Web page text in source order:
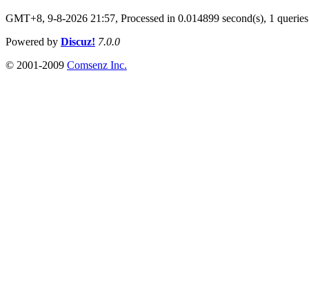
GMT+8, 9-8-2026 21:57, Processed in 0.014899 second(s), 1 queries
Powered by Discuz! 7.0.0
© 2001-2009 Comsenz Inc.